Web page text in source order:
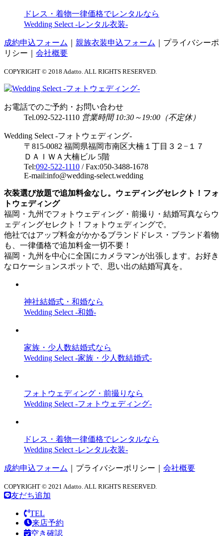
ドレス・着物一律価格でレンタルなら
Wedding Select -レンタル衣装-
成約申込フォーム 親族衣装申込フォーム
プライバシーポ
リシー
会社概要
COPYRIGHT © 2018 Adatto. ALL RIGHTS RESERVED.
お電話でのご予約・お問い合わせ
Tel.092-522-1110 営業時間 10:30～19:00（不定休）
Wedding Select -フォトウェディング-
〒815-0082 福岡県福岡市南区大楠１丁目３２−１７
ＤＡＩＷＡ大楠ビル 5階
Tel:092-522-1110 / Fax:050-3488-1678
E-mail:info@wedding-select.wedding
衣装選び放題で追加料金なし。ウェディングセレクト！フォ
トウェディング
福岡・九州でフォトウェディング・前撮り・結婚写真ならウ
ェディングセレクト！フォトウェディングで。
他社ではアップ料金がかかるブランドドレス・ブランド着物
も、一律価格で追加料金一切不要！
福岡・九州を中心に全国にカメラマンが出張します。お好き
なロケーションスポットで、思い出の結婚写真を。
神社結婚式・和婚なら
Wedding Select -和婚-
家族・少人数結婚式なら
Wedding Select -家族・少人数結婚式-
フォトウェディング・前撮りなら
Wedding Select -フォトウェディング-
ドレス・着物一律価格でレンタルなら
Wedding Select -レンタル衣装-
成約申込フォーム プライバシーポリシー 会社概要
COPYRIGHT © 2021 Adatto. ALL RIGHTS RESERVED.
友だち追加
TEL
来店予約
空き確認